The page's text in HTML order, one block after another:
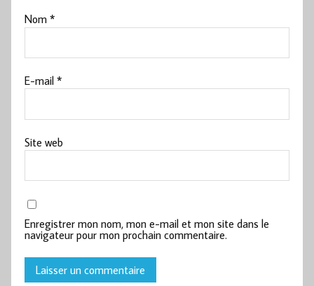
Nom*
E-mail*
Site web
Enregistrer mon nom, mon e-mail et mon site dans le
navigateur pour mon prochain commentaire.